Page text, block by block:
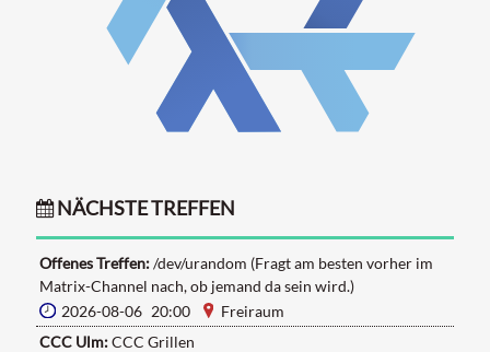
NÄCHSTE TREFFEN
Offenes Treffen:/dev/urandom (Fragt am besten vorher im
Matrix-Channel nach, ob jemand da sein wird.)
2026-08-06 20:00
Freiraum
CCC Ulm:CCC Grillen